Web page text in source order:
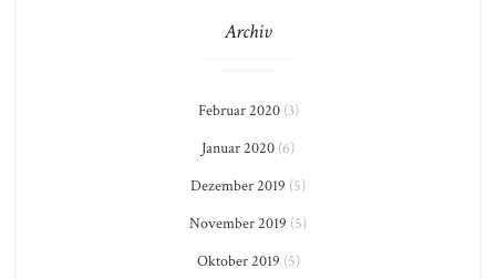
Archiv
Februar 2020(3)
Januar 2020 (6)
Dezember 2019 (5)
November 2019 (5)
Oktober 2019 (5)